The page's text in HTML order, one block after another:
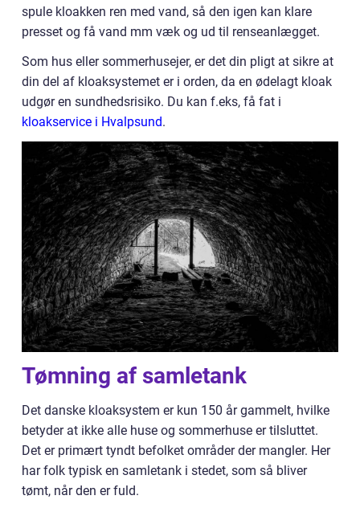
spule kloakken ren med vand, så den igen kan klare
presset og få vand mm væk og ud til renseanlægget.
Som hus eller sommerhusejer, er det din pligt at sikre at
din del af kloaksystemet er i orden, da en ødelagt kloak
udgør en sundhedsrisiko. Du kan f.eks, få fat i
kloakservice i Hvalpsund.
Tømning af samletank
Det danske kloaksystem er kun 150 år gammelt, hvilke
betyder at ikke alle huse og sommerhuse er tilsluttet.
Det er primært tyndt befolket områder der mangler. Her
har folk typisk en samletank i stedet, som så bliver
tømt, når den er fuld.